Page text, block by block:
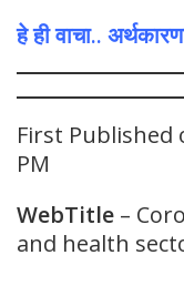
हे ही वाचा..
First Published
PM
WebTitle –
and health